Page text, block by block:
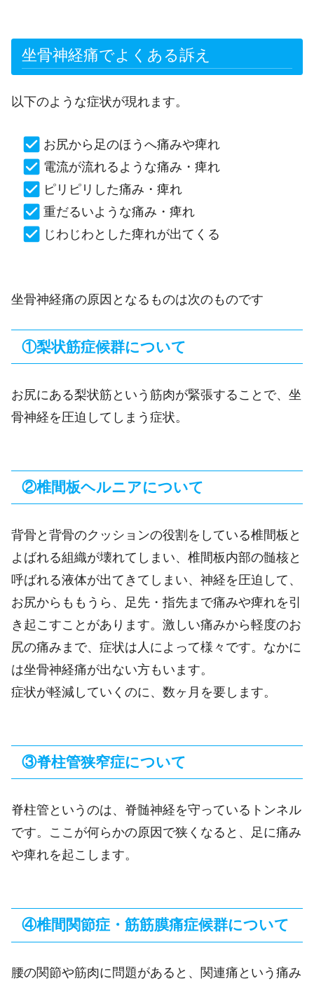
坐骨神経痛でよくある訴え
以下のような症状が現れます。
お尻から足のほうへ痛みや痺れ
電流が流れるような痛み・痺れ
ピリピリした痛み・痺れ
重だるいような痛み・痺れ
じわじわとした痺れが出てくる
坐骨神経痛の原因となるものは次のものです
①梨状筋症候群について
お尻にある梨状筋という筋肉が緊張することで、坐
骨神経を圧迫してしまう症状。
②椎間板ヘルニアについて
背骨と背骨のクッションの役割をしている椎間板と
よばれる組織が壊れてしまい、椎間板内部の髄核と
呼ばれる液体が出てきてしまい、神経を圧迫して、
お尻からももうら、足先・指先まで痛みや痺れを引
き起こすことがあります。激しい痛みから軽度のお
尻の痛みまで、症状は人によって様々です。なかに
は坐骨神経痛が出ない方もいます。
症状が軽減していくのに、数ヶ月を要します。
③脊柱管狭窄症について
脊柱管というのは、脊髄神経を守っているトンネル
です。ここが何らかの原因で狭くなると、足に痛み
や痺れを起こします。
④椎間関節症・筋筋膜痛症候群について
腰の関節や筋肉に問題があると、関連痛という痛み